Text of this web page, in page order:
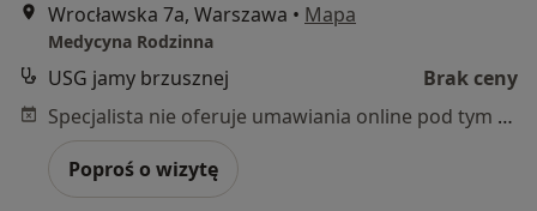
Wrocławska 7a, Warszawa • Mapa
Medycyna Rodzinna
USG jamy brzusznej
Brak ceny
Specjalista nie oferuje umawiania online pod tym adresem.
Poproś o wizytę